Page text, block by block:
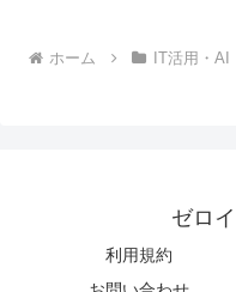
ホーム IT活用・AI
ゼロ
利用規約